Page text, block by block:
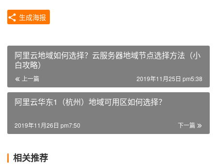
生成海报
阿里云地域如何选择？云服务器地域节点选择方法（小
白攻略）
上一篇 2019年11月25日 pm5:38
阿里云华东1（杭州）地域可用区如何选择？
下一篇
2019年11月26日 pm7:50
相关推荐